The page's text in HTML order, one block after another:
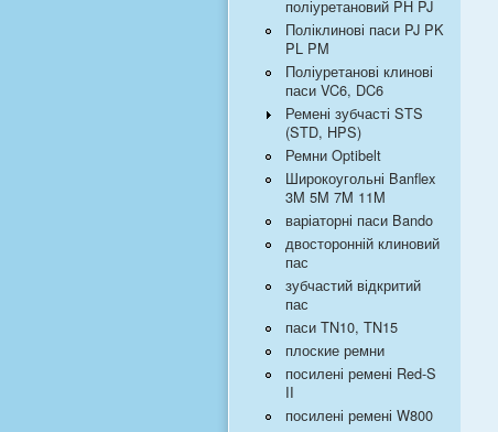
поліуретановий PH PJ
Поліклинові паси PJ PK
PL PM
Поліуретанові клинові
паси VC6, DC6
Ремені зубчасті STS
(STD, HPS)
Ремни Optibelt
Широкоугольні Banflex
3M 5M 7M 11M
варіаторні паси Bando
двосторонній клиновий
пас
зубчастий відкритий
пас
паси TN10, TN15
плоские ремни
посилені ремені Red-S
II
посилені ремені W800